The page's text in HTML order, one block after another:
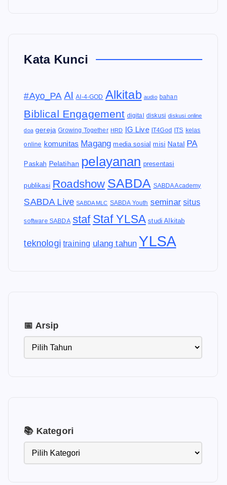
Kata Kunci
#Ayo_PA AI AI-4-GOD Alkitab audio bahan
Biblical Engagement digital diskusi diskusi online
doa gereja Growing Together HRD IG Live IT4God ITS kelas
online komunitas Magang media sosial misi Natal PA
Paskah Pelatihan pelayanan presentasi
publikasi Roadshow SABDA SABDA Academy
SABDA Live SABDA MLC SABDA Youth seminar situs
software SABDA staf Staf YLSA studi Alkitab
teknologi training ulang tahun YLSA
📅 Arsip
📚 Kategori